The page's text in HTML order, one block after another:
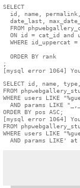
SELECT
id, name,
date_last,
FROM
ON id = cat_id and
WHERE id_uppercat =
  ORDER BY rank
;
[mysql error 1064]
SELECT id, name,
FROM
WHERE users LIKE
AND params LIKE
ORDER BY pos ASC;
[mysql error 1064]
FROM
WHERE users LIKE
AND params LIKE' at